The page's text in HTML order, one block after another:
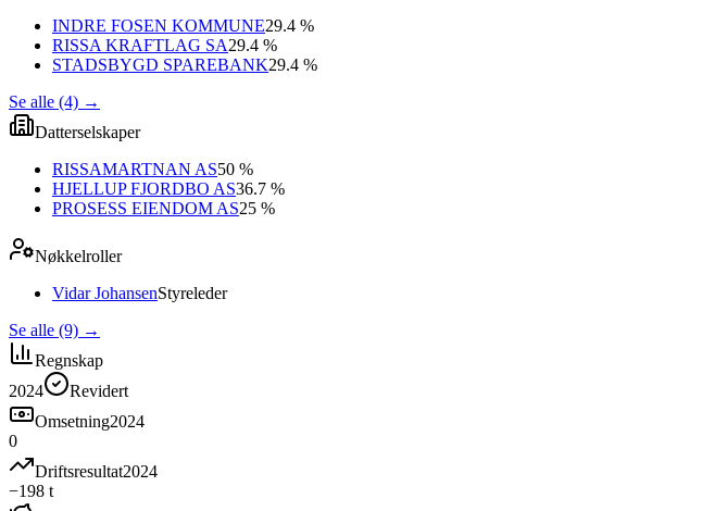
INDRE FOSEN KOMMUNE29.4 %
RISSA KRAFTLAG SA29.4 %
STADSBYGD SPAREBANK29.4 %
Se alle (4) →
Datterselskaper
RISSAMARTNAN AS50 %
HJELLUP FJORDBO AS36.7 %
PROSESS EIENDOM AS25 %
Nøkkelroller
Vidar JohansenStyreleder
Se alle (9) →
Regnskap
2024
Revidert
Omsetning2024
0
Driftsresultat2024
−198 t